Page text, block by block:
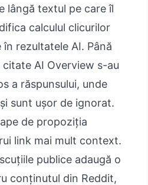
lângă textul pe care îl
calculul clicurilor
rezultatele AI. Până
AI Overview s-au
a răspunsului, unde
sunt ușor de ignorat.
de propoziția
link mai mult context.
publice adaugă o
conținutul din Reddit,